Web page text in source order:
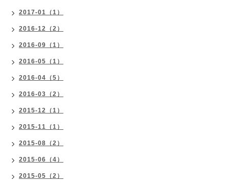
2017-01（1）
2016-12（2）
2016-09（1）
2016-05（1）
2016-04（5）
2016-03（2）
2015-12（1）
2015-11（1）
2015-08（2）
2015-06（4）
2015-05（2）